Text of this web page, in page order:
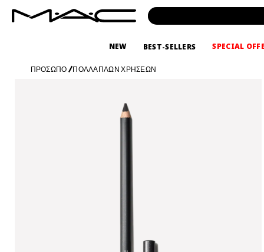
NEW BEST-SELLERS SPECIAL
ΠΡΟΣΩΠΟ /ΠΟΛΛΑΠΛΩΝ ΧΡΗΣΕΩΝ